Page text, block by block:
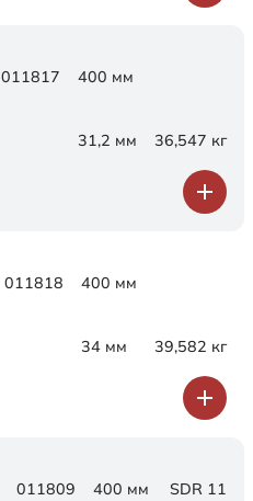
011817 400 мм
31,2 мм 36,547 кг
011818 400 мм
34 мм 39,582 кг
011809 400 мм SDR 11